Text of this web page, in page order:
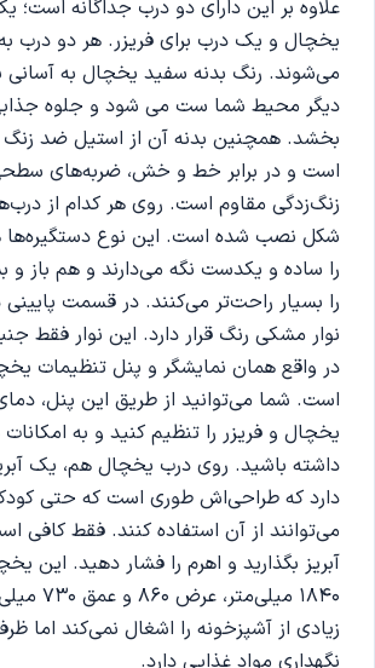
علاوه بر این دارای دو درب جداگانه است؛
یخچال و یک درب برای فریزر. هر دو درب
می‌شوند. رنگ بدنه سفید یخچال به آسانی
دیگر محیط شما ست می شود و جلوه
بخشد. همچنین بدنه آن از استیل ضد
است و در برابر خط و خش، ضربه‌های
زنگ‌زدگی مقاوم است. روی هر کدام از
شکل نصب شده است. این نوع
را ساده و یکدست نگه می‌دارند و هم باز و
را بسیار راحت‌تر می‌کنند. در قسمت
نوار مشکی رنگ قرار دارد. این نوار فقط
در واقع همان نمایشگر و پنل تنظیمات
است. شما می‌توانید از طریق این پنل،
یخچال و فریزر را تنظیم کنید و به
داشته باشید. روی درب یخچال هم، یک
دارد که طراحی‌اش طوری است که حتی
می‌توانند از آن استفاده کنند. فقط کافی
آبریز بگذارید و اهرم را فشار دهید. این
1840
زیادی از آشپزخونه را اشغال نمی‌کند اما